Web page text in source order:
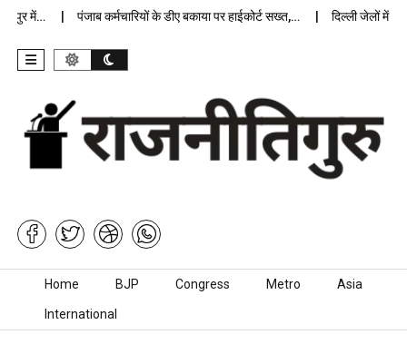
में… पंजाब कर्मचारियों के डीए बकाया पर हाईकोर्ट सख्त,… दिल्ली जेलों में
Skip to content
Home BJP Congress Metro Asia
International